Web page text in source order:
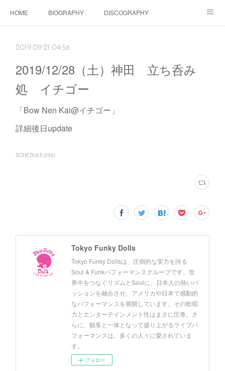
HOME BIOGRAPHY DISCOGRAPHY
2019.09.21 04:56
2019/12/28（土）神田 立ち呑み
処 イチゴー
「Bow Nen Kai@イチゴー」
詳細後日update
SCHEDULE(206)
Tokyo Funky Dolls
Tokyo Funky Dollsは、圧倒的な実力を誇る
Soul & Funkパフォーマンスグループです。世
界中をつなぐリズムとSoulに、日本人の熱いパ
ッションを融合させ、アメリカや日本で感動的
なパフォーマンスを展開しています。その歌唱
力とエンターテインメント性はまさに圧巻。さ
らに、観客と一体となって盛り上がるライブパ
フォーマンスは、多くの人々に愛されていま
す。
フォロー